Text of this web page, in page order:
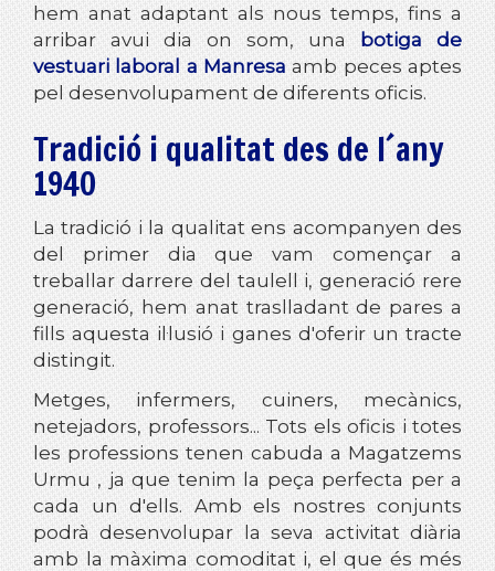
hem anat adaptant als nous temps, fins a
arribar avui dia on som, una botiga de
vestuari laboral a Manresa amb peces aptes
pel desenvolupament de diferents oficis.
Tradició i qualitat des de l´any
1940
La tradició i la qualitat ens acompanyen des
del primer dia que vam començar a
treballar darrere del taulell i, generació rere
generació, hem anat traslladant de pares a
fills aquesta il·lusió i ganes d'oferir un tracte
distingit.
Metges, infermers, cuiners, mecànics,
netejadors, professors... Tots els oficis i totes
les professions tenen cabuda a Magatzems
Urmu , ja que tenim la peça perfecta per a
cada un d'ells. Amb els nostres conjunts
podrà desenvolupar la seva activitat diària
amb la màxima comoditat i, el que és més